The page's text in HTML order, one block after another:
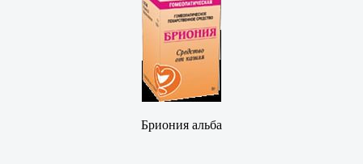
Бриония альба